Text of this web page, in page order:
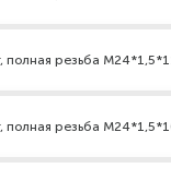
полная резьба
полная резьба